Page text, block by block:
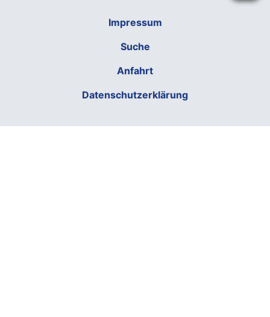
Impressum
Suche
Anfahrt
Datenschutzerklärung